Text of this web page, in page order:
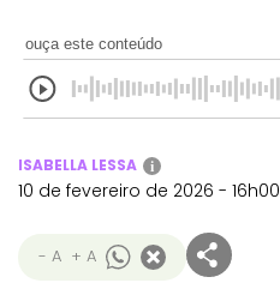
ouça este conteúdo
ISABELLA LESSA i
10 de fevereiro de 2026 - 16h00
- A + A